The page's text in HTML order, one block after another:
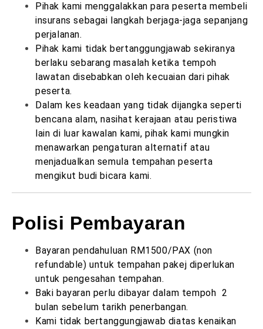
Pihak kami menggalakkan para peserta membeli
insurans sebagai langkah berjaga-jaga sepanjang
perjalanan.
Pihak kami tidak bertanggungjawab sekiranya
berlaku sebarang masalah ketika tempoh
lawatan disebabkan oleh kecuaian dari pihak
peserta.
Dalam kes keadaan yang tidak dijangka seperti
bencana alam, nasihat kerajaan atau peristiwa
lain di luar kawalan kami, pihak kami mungkin
menawarkan pengaturan alternatif atau
menjadualkan semula tempahan peserta
mengikut budi bicara kami.
Polisi Pembayaran
Bayaran pendahuluan RM1500/PAX (non
refundable) untuk tempahan pakej diperlukan
untuk pengesahan tempahan.
Baki bayaran perlu dibayar dalam tempoh 2
bulan sebelum tarikh penerbangan.
Kami tidak bertanggungjawab diatas kenaikan